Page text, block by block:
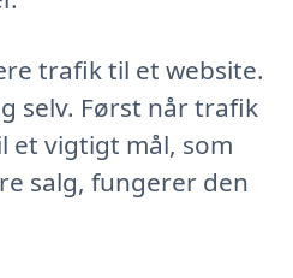
trafik til et website.
selv. Først når trafik
et vigtigt mål, som
salg, fungerer den